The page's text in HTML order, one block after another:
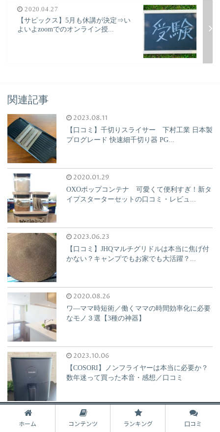
2020.04.27
【サピックス】5月も休講が決定⇒い
よいよzoomでのオンライン授...
関連記事
2023.08.11
【口コミ】千切りスライサー 下村工業 日本製
プログレード 快速細千切り器 PG...
2020.01.29
OXOポップコンテナ 可愛くて便利すぎ！新タ
イプスターターセットの口コミ・レビュ...
2023.06.23
【口コミ】JHQマルチグリドルは本当に焦げ付
かない？キャンプでもお家でも大活躍？...
2020.08.26
ワ―ママ時短術／働くママの時間効率化に必要
なモノ３選【3種の神器】
2023.10.06
【COSORI】ノンフライヤーは本当に必要か？
数年迷って買った本音・感想／口コミ
2019.07.17
『バターカッター＆ケース』料理中のバター利
ホーム コンテンツ ランキング 口コミ